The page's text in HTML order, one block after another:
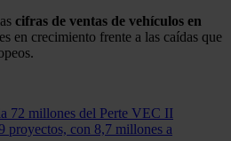
cifras de ventas de vehículos en
en crecimiento frente a las caídas que